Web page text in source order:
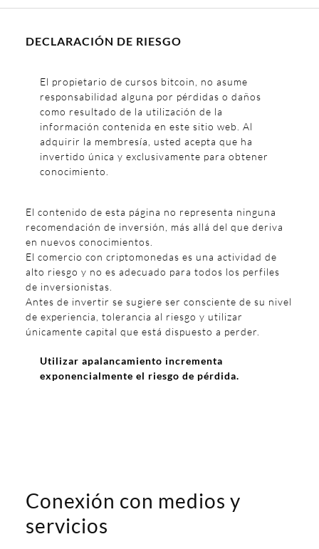
DECLARACIÓN DE RIESGO
El propietario de cursos bitcoin, no asume
responsabilidad alguna por pérdidas o daños
como resultado de la utilización de la
información contenida en este sitio web. Al
adquirir la membresía, usted acepta que ha
invertido única y exclusivamente para obtener
conocimiento.
El contenido de esta página no representa ninguna
recomendación de inversión, más allá del que deriva
en nuevos conocimientos.
El comercio con criptomonedas es una actividad de
alto riesgo y no es adecuado para todos los perfiles
de inversionistas.
Antes de invertir se sugiere ser consciente de su nivel
de experiencia, tolerancia al riesgo y utilizar
únicamente capital que está dispuesto a perder.
Utilizar apalancamiento incrementa
exponencialmente el riesgo de pérdida.
Conexión con medios y
servicios